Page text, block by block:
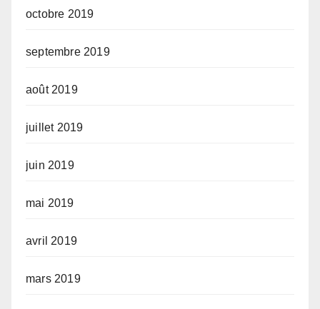
octobre 2019
septembre 2019
août 2019
juillet 2019
juin 2019
mai 2019
avril 2019
mars 2019